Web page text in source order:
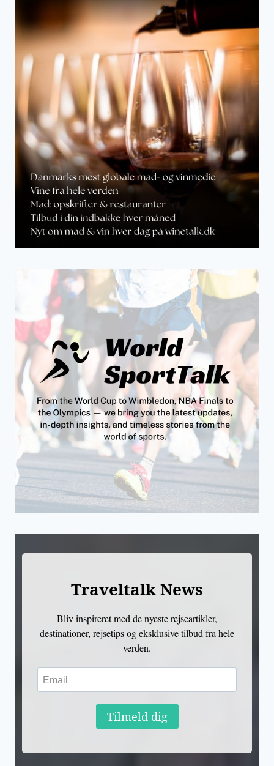
Traveltalk News
Bliv inspireret med de nyeste rejseartikler,
destinationer, rejsetips og eksklusive tilbud fra hele
verden.
Tilmeld dig